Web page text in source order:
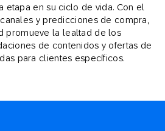
etapa en su ciclo de vida. Con el
y predicciones de compra,
promueve la lealtad de los
de contenidos y ofertas de
para clientes específicos.